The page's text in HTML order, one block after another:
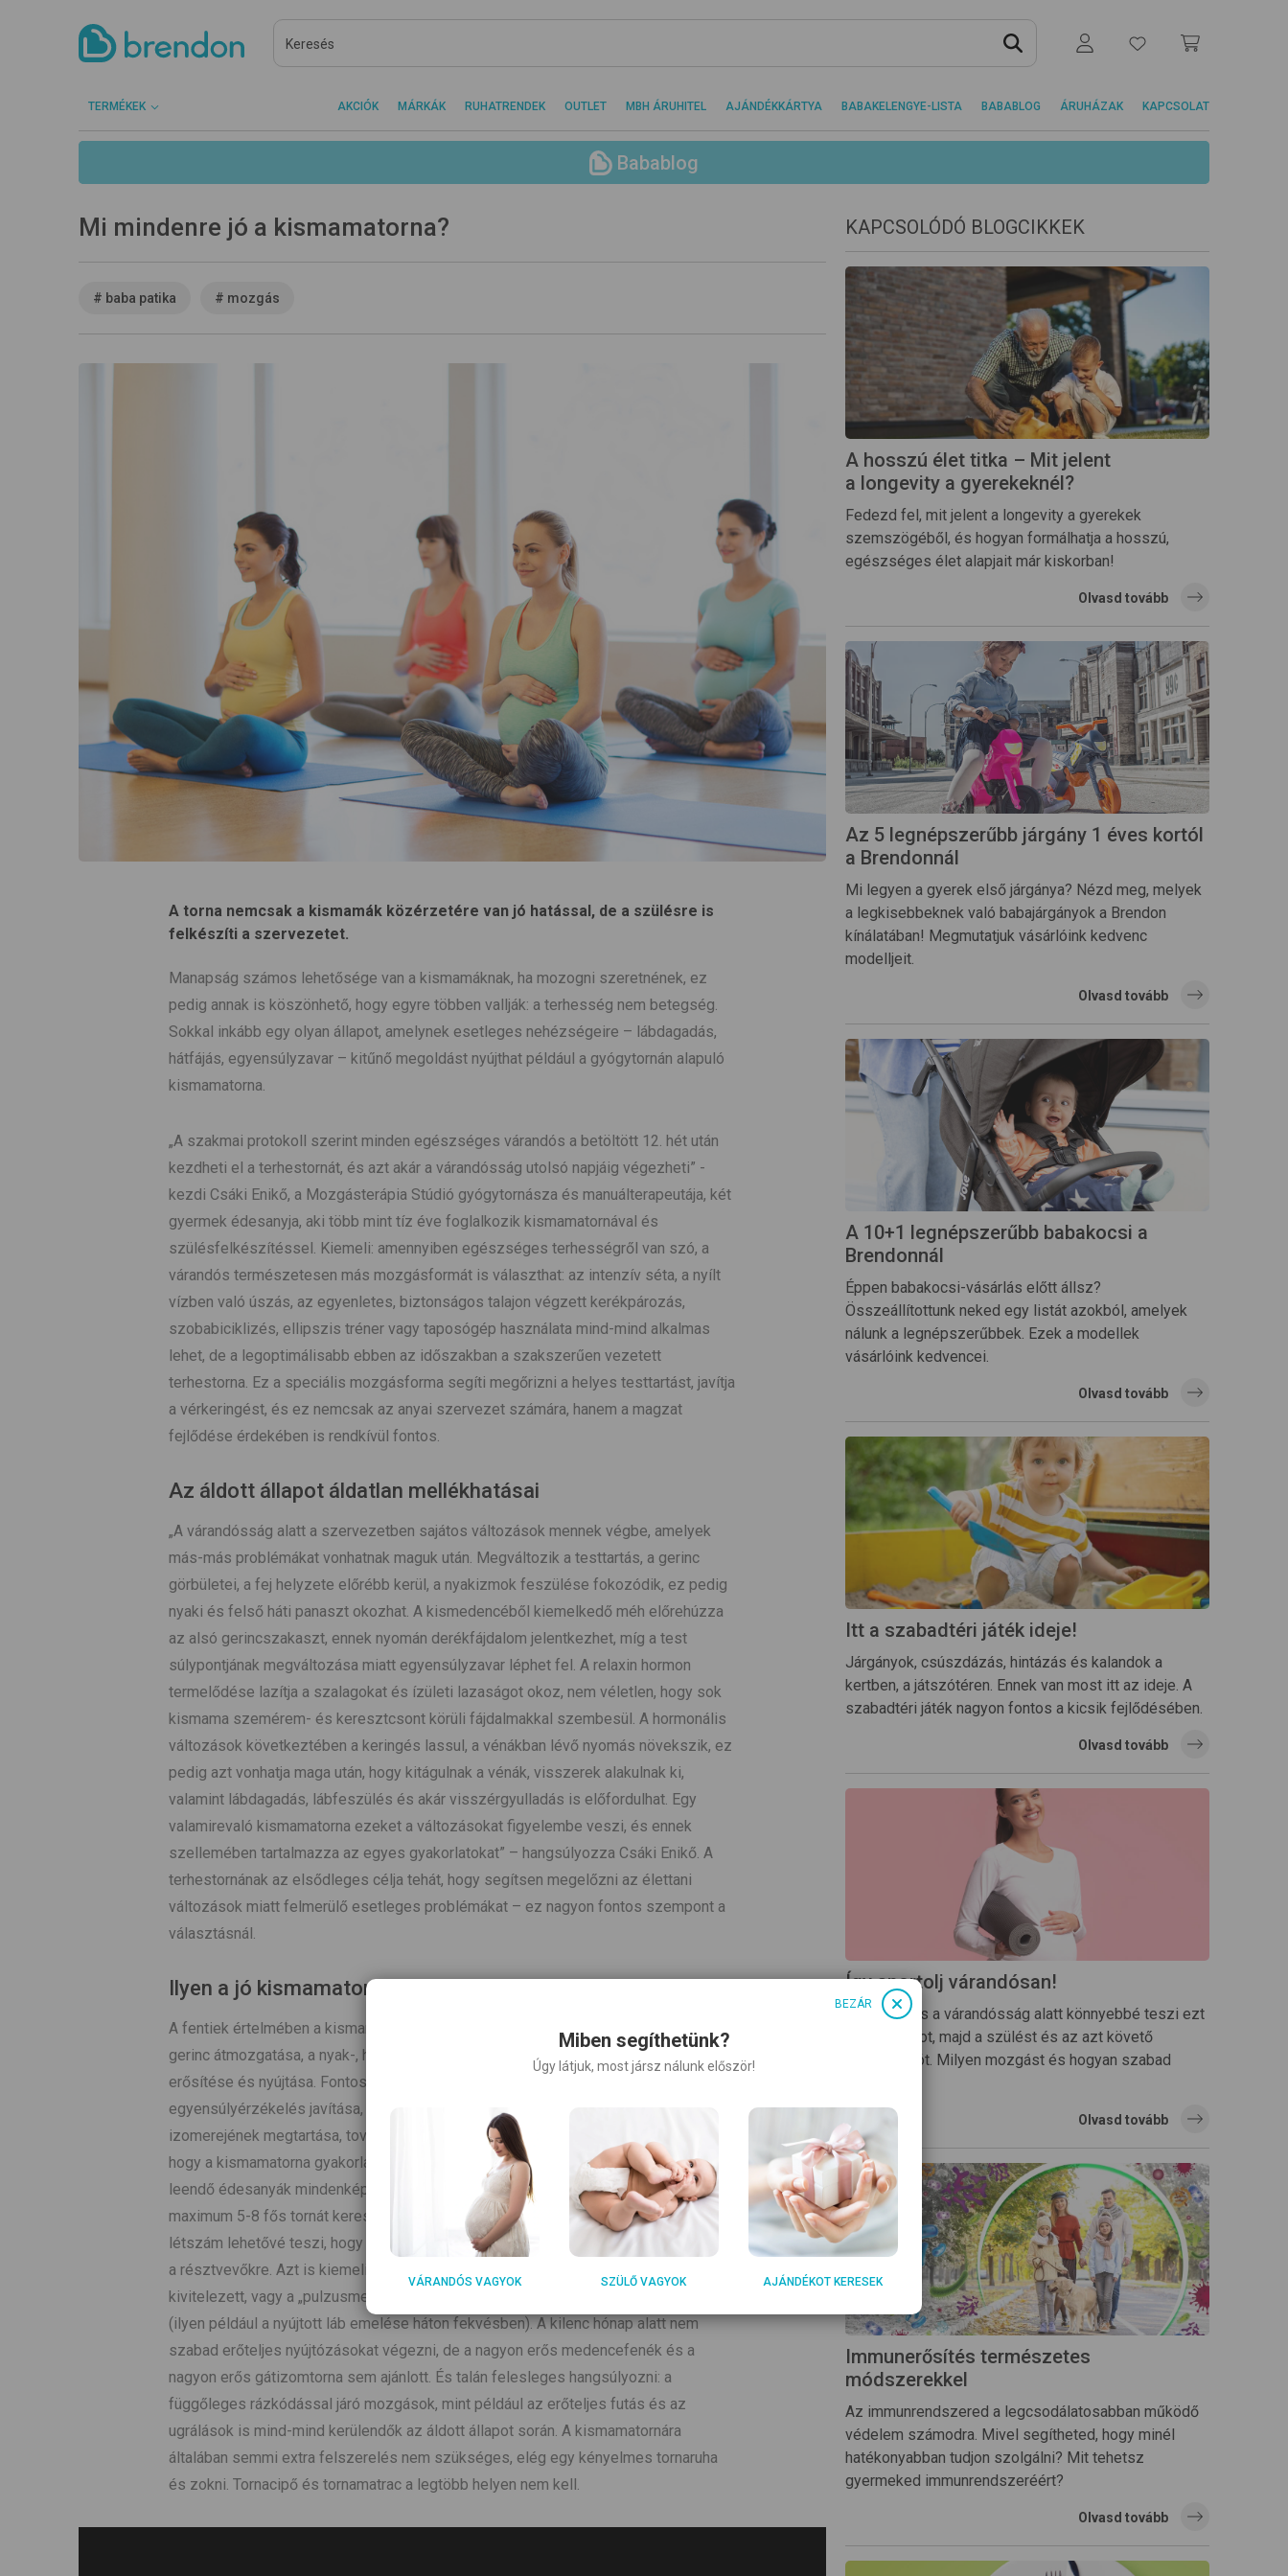
TERMÉKEK AKCIÓK MÁRKÁK RUHATRENDEK OUTLET MBH ÁRUHITEL AJÁNDÉKKÁRTYA BABAKELENGYE-LISTA BABABLOG ÁRUHÁZAK KAPCSOLAT
Babablog
Mi mindenre jó a kismamatorna?
# baba patika # mozgás
A torna nemcsak a kismamák közérzetére van jó hatással, de a szülésre is
felkészíti a szervezetet.
Manapság számos lehetősége van a kismamáknak, ha mozogni szeretnének, ez
pedig annak is köszönhető, hogy egyre többen vallják: a terhesség nem betegség.
Sokkal inkább egy olyan állapot, amelynek esetleges nehézségeire – lábdagadás,
hátfájás, egyensúlyzavar – kitűnő megoldást nyújthat például a gyógytornán alapuló
kismamatorna.
„A szakmai protokoll szerint minden egészséges várandós a betöltött 12. hét után
kezdheti el a terhestornát, és azt akár a várandósság utolsó napjáig végezheti” -
kezdi Csáki Enikő, a Mozgásterápia Stúdió gyógytornásza és manuálterapeutája, két
gyermek édesanyja, aki több mint tíz éve foglalkozik kismamatornával és
szülésfelkészítéssel. Kiemeli: amennyiben egészséges terhességről van szó, a
várandós természetesen más mozgásformát is választhat: az intenzív séta, a nyílt
vízben való úszás, az egyenletes, biztonságos talajon végzett kerékpározás,
szobabiciklizés, ellipszis tréner vagy taposógép használata mind-mind alkalmas
lehet, de a legoptimálisabb ebben az időszakban a szakszerűen vezetett
terhestorna. Ez a speciális mozgásforma segíti megőrizni a helyes testtartást, javítja
a vérkeringést, és ez nemcsak az anyai szervezet számára, hanem a magzat
fejlődése érdekében is rendkívül fontos.
Az áldott állapot áldatlan mellékhatásai
„A várandósság alatt a szervezetben sajátos változások mennek végbe, amelyek
más-más problémákat vonhatnak maguk után. Megváltozik a testtartás, a gerinc
görbületei, a fej helyzete előrébb kerül, a nyakizmok feszülése fokozódik, ez pedig
nyaki és felső háti panaszt okozhat. A kismedencéből kiemelkedő méh előrehúzza
az alsó gerincszakaszt, ennek nyomán derékfájdalom jelentkezhet, míg a test
súlypontjának megváltozása miatt egyensúlyzavar léphet fel. A relaxin hormon
termelődése lazítja a szalagokat és ízületi lazaságot okoz, nem véletlen, hogy sok
kismama szemérem- és keresztcsont körüli fájdalmakkal szembesül. A hormonális
változások következtében a keringés lassul, a vénákban lévő nyomás növekszik, ez
pedig azt vonhatja maga után, hogy kitágulnak a vénák, visszerek alakulnak ki,
valamint lábdagadás, lábfeszülés és akár visszérgyulladás is előfordulhat. Egy
valamirevaló kismamatorna ezeket a változásokat figyelembe veszi, és ennek
szellemében tartalmazza az egyes gyakorlatokat” – hangsúlyozza Csáki Enikő. A
terhestornának az elsődleges célja tehát, hogy segítsen megelőzni az élettani
változások miatt felmerülő esetleges problémákat – ez nagyon fontos szempont a
választásnál.
Ilyen a jó kismamatorna!
A fentiek értelmében a kismamatorna a következő gyakorlatokat foglalja magában: a
gerinc átmozgatása, a nyak-, hát-, hasizmok, medence- és csípő körüli izmok
erősítése és nyújtása. Fontos a keringésjavítás, a vénás torna, az
egyensúlyérzékelés javítása, a medencefenék izmainak megéreztetése és
izomerejének megtartása, továbbá óra végén a relaxáció. „Nagyon fontosnak tartom,
hogy a kismamatorna gyakorlatai a gyógytorna elvei alapján legyenek összeállítva. A
leendő édesanyák mindenképpen végzett gyógytornász által vezetett, lehetőleg
maximum 5-8 fős tornát keressenek!” – tanácsolja a szakember, aki hozzáfűzi: a kis
létszám lehetővé teszi, hogy a foglalkozás vezetője egyenként is oda tudjon figyelni
a résztvevőkre. Azt is kiemeli, hogy mindenképpen el kell kerülni a hirtelen, gyorsan
kivitelezett, vagy a „pulzusmegdobó” mozdulatokat, az alulról indított hasizmozást
(ilyen például a nyújtott láb emelése háton fekvésben). A kilenc hónap alatt nem
szabad erőteljes nyújtózásokat végezni, de a nagyon erős medencefenék és a
nagyon erős gátizomtorna sem ajánlott. És talán felesleges hangsúlyozni: a
függőleges rázkódással járó mozgások, mint például az erőteljes futás és az
ugrálások is mind-mind kerülendők az áldott állapot során. A kismamatornára
általában semmi extra felszerelés nem szükséges, elég egy kényelmes tornaruha
és zokni. Tornacipő és tornamatrac a legtöbb helyen nem kell.
KAPCSOLÓDÓ BLOGCIKKEK
A hosszú élet titka – Mit jelent
a longevity a gyerekeknél?
Fedezd fel, mit jelent a longevity a gyerekek
szemszögéből, és hogyan formálhatja a hosszú,
egészséges élet alapjait már kiskorban!
Olvasd tovább
Az 5 legnépszerűbb járgány 1 éves kortól
a Brendonnál
Mi legyen a gyerek első járgánya? Nézd meg, melyek
a legkisebbeknek való babajárgányok a Brendon
kínálatában! Megmutatjuk vásárlóink kedvenc
modelljeit.
Olvasd tovább
A 10+1 legnépszerűbb babakocsi a
Brendonnál
Éppen babakocsi-vásárlás előtt állsz?
Összeállítottunk neked egy listát azokból, amelyek
nálunk a legnépszerűbbek. Ezek a modellek
vásárlóink kedvencei.
Olvasd tovább
Itt a szabadtéri játék ideje!
Járgányok, csúszdázás, hintázás és kalandok a
kertben, a játszótéren. Ennek van most itt az ideje. A
szabadtéri játék nagyon fontos a kicsik fejlődésében.
Olvasd tovább
Így sportolj várandósan!
A testedzés a várandósság alatt könnyebbé teszi ezt
az időszakot, majd a szülést és az azt követő
regenerációt. Milyen mozgást és hogyan szabad
Olvasd tovább
Immunerősítés természetes
módszerekkel
Az immunrendszered a legcsodálatosabban működő
védelem számodra. Mivel segítheted, hogy minél
hatékonyabban tudjon szolgálni? Mit tehetsz
gyermeked immunrendszeréért?
Olvasd tovább
Miben segíthetünk?
Úgy látjuk, most jársz nálunk először!
VÁRANDÓS VAGYOK SZÜLŐ VAGYOK AJÁNDÉKOT KERESEK
BEZÁR